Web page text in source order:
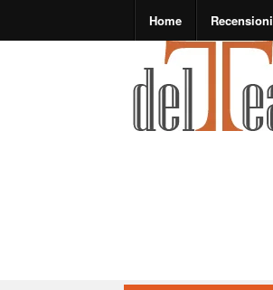
Home Recensioni